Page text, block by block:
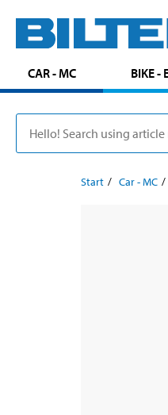
CAR - MC BIKE -
Start Car - MC